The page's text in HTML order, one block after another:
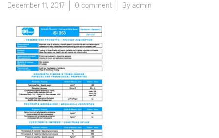
December 11, 2017 0 comment By admin